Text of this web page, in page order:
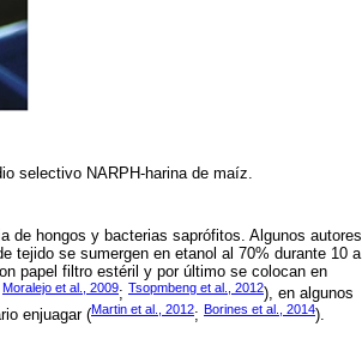
selectivo NARPH-harina de maíz.
de hongos y bacterias saprófitos. Algunos autores
tejido se sumergen en etanol al 70% durante 10 a
papel filtro estéril y por último se colocan en
Moralejo et al., 2009; Tsopmbeng et al., 2012), en algunos
enjuagar (Martin et al., 2012; Borines et al., 2014).